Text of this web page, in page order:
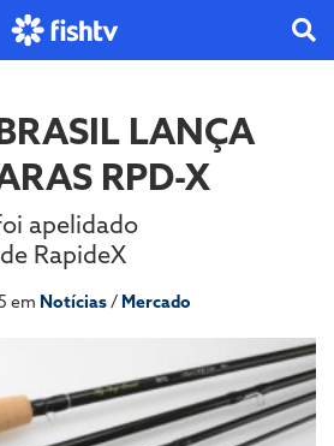
LANÇA
RPD-X
apelidado
RapideX
em Notícias/ Mercado